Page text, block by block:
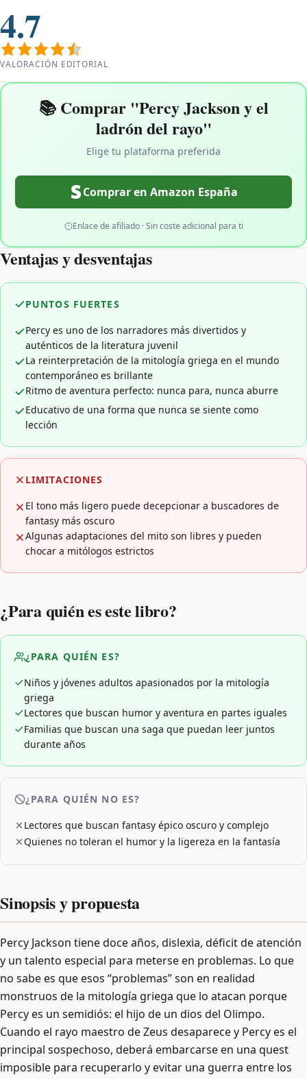
4.7
VALORACIÓN EDITORIAL
📚 Comprar "Percy Jackson y el
ladrón del rayo"
Elige tu plataforma preferida
Comprar en Amazon España
Enlace de afiliado · Sin coste adicional para ti
Ventajas y desventajas
PUNTOS FUERTES
Percy es uno de los narradores más divertidos y
auténticos de la literatura juvenil
La reinterpretación de la mitología griega en el mundo
contemporáneo es brillante
Ritmo de aventura perfecto: nunca para, nunca aburre
Educativo de una forma que nunca se siente como
lección
LIMITACIONES
El tono más ligero puede decepcionar a buscadores de
fantasy más oscuro
Algunas adaptaciones del mito son libres y pueden
chocar a mitólogos estrictos
¿Para quién es este libro?
¿PARA QUIÉN ES?
Niños y jóvenes adultos apasionados por la mitología
griega
Lectores que buscan humor y aventura en partes iguales
Familias que buscan una saga que puedan leer juntos
durante años
¿PARA QUIÉN NO ES?
Lectores que buscan fantasy épico oscuro y complejo
Quienes no toleran el humor y la ligereza en la fantasía
Sinopsis y propuesta
Percy Jackson tiene doce años, dislexia, déficit de atención
y un talento especial para meterse en problemas. Lo que
no sabe es que esos “problemas” son en realidad
monstruos de la mitología griega que lo atacan porque
Percy es un semidiós: el hijo de un dios del Olimpo.
Cuando el rayo maestro de Zeus desaparece y Percy es el
principal sospechoso, deberá embarcarse en una quest
imposible para recuperarlo y evitar una guerra entre los